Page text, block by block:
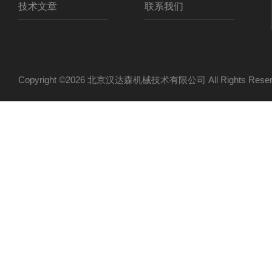
技术文章 联系我们
Copyright ©2026 北京汉达森机械技术有限公司 All Rights